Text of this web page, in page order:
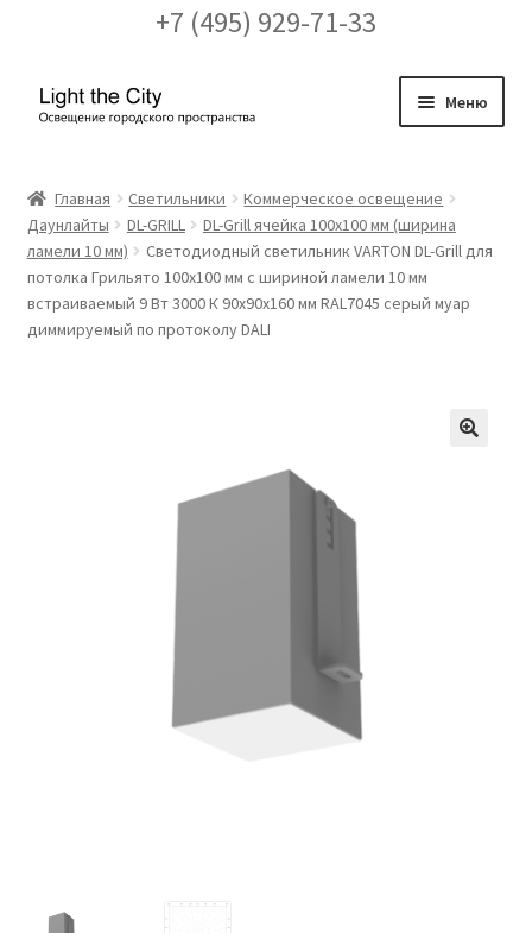
+7 (495) 929-71-33
Перейти
Перейти
Меню
FAQ про кронштейны
Заказ проекта освещения
Маркировка опор «Opora engineering»
Главная Светильники
Коммерческое освещение
Даунлайты
DL-GRILL
DL-Grill ячейка 100х100 мм (ширина
ламели 10 мм)
Светодиодный светильник VARTON DL-Grill для
потолка Грильято 100х100 мм с шириной ламели 10 мм
встраиваемый 9 Вт 3000 К 90х90х160 мм RAL7045 серый муар
диммируемый по протоколу DALI